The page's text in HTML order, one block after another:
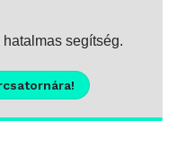
segítség.